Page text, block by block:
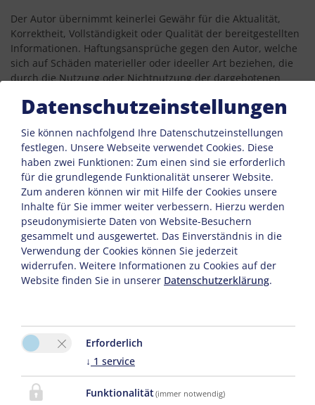
Der Autor übernimmt keinerlei Gewähr für die Aktualität,
Korrektheit, Vollständigkeit oder Qualität der bereitgestellten
Informationen. Haftungsansprüche gegen den Autor, welche
sich auf Schäden materieller oder ideeller Art beziehen, die
durch die Nutzung oder Nichtnutzung der dargebotenen
unvollständiger Informationen verursacht wurden, sind
grundsätzlich ausgeschlossen, sofern seitens des Autors kein
nachweislich vorsätzliches oder grob fahrlässiges
Verschulden vorliegt. Alle Angebote sind freibleibend und
unverbindlich. Der Autor behält es sich ausdrücklich vor,
Teile der Seiten oder das gesamte Angebot ohne gesonderte
Ankündigung zu verändern, zu ergänzen, zu löschen oder die
Veröffentlichung zeitweise oder endgültig einzustellen.
Haftung für Links
Trotz sorgfältiger inhaltlicher Kontrolle übernehmen wir keine
Haftung für die Inhalte externer Links. Für den Inhalt der
Datenschutzeinstellungen
Sie können nachfolgend Ihre Datenschutzeinstellungen
festlegen. Unsere Webseite verwendet Cookies. Diese
haben zwei Funktionen: Zum einen sind sie erforderlich
für die grundlegende Funktionalität unserer Website.
Zum anderen können wir mit Hilfe der Cookies unsere
Inhalte für Sie immer weiter verbessern. Hierzu werden
pseudonymisierte Daten von Website-Besuchern
gesammelt und ausgewertet. Das Einverständnis in die
Verwendung der Cookies können Sie jederzeit
widerrufen. Weitere Informationen zu Cookies auf der
Website finden Sie in unserer Datenschutzerklärung.
Erforderlich
↓ 1 service
Funktionalität(immer notwendig)